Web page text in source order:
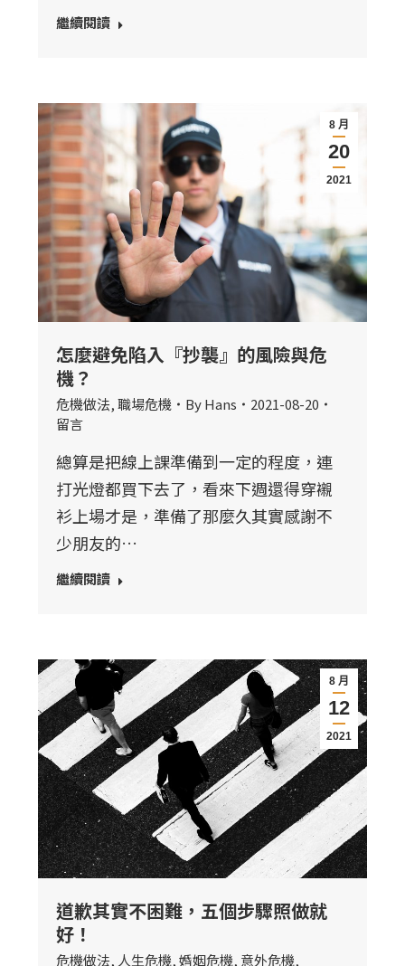
繼續閱讀
8 月
20
2021
怎麼避免陷入『抄襲』的風險與危
機？
危機做法,職場危機 ByHans
2021-08-20
留言
總算是把線上課準備到一定的程度，連
打光燈都買下去了，看來下週還得穿襯
衫上場才是，準備了那麼久其實感謝不
少朋友的…
繼續閱讀
8 月
12
2021
道歉其實不困難，五個步驟照做就
好！
危機做法, 人生危機,婚姻危機, 意外危機,